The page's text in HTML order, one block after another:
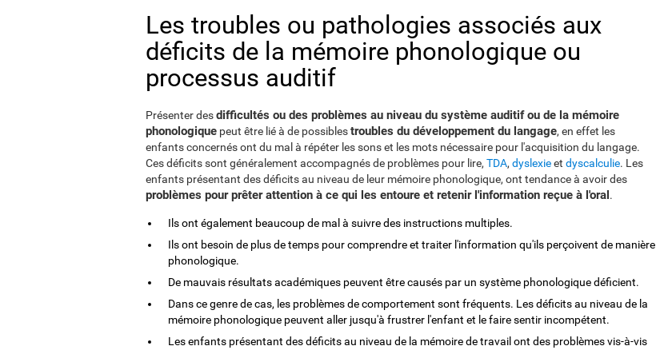
Les troubles ou pathologies associés aux
déficits de la mémoire phonologique ou
processus auditif
Présenter desdifficultés ou des problèmes au niveau du système auditif ou de la mémoire
phonologique peut être lié à de possiblestroubles du développement du langage, en effet les
enfants concernés ont du mal à répéter les sons et les mots nécessaire pour l'acquisition du langage.
Ces déficits sont généralement accompagnés de problèmes pour lire, TDA, dyslexieet dyscalculie. Les
enfants présentant des déficits au niveau de leur mémoire phonologique, ont tendance à avoir des
problèmes pour prêter attention à ce qui les entoure et retenir l'information reçue à l'oral.
Ils ont également beaucoup de mal à suivre des instructions multiples.
Ils ont besoin de plus de temps pour comprendre et traiter l'information qu'ils perçoivent de manière
phonologique.
De mauvais résultats académiques peuvent être causés par un système phonologique déficient.
Dans ce genre de cas, les problèmes de comportement sont fréquents. Les déficits au niveau de la
mémoire phonologique peuvent aller jusqu'à frustrer l'enfant et le faire sentir incompétent.
Les enfants présentant des déficits au niveau de la mémoire de travail ont des problèmes vis-à-vis